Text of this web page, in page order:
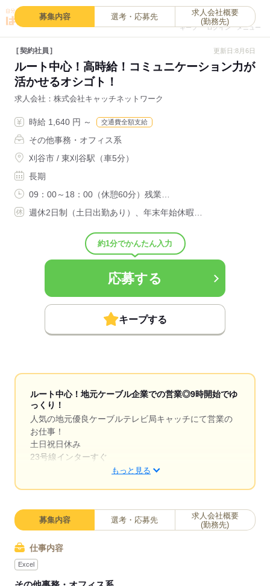
キープ
0
ログイン メニュー
募集内容 選考・応募先
求人会社概要
(勤務先)
契約社員 更新日:8月6日
ルート中心！高時給！コミュニケーション力が
活かせるオシゴト！
求人会社 株式会社キャッチネットワーク
時給 1,640 円 ～ 交通費全額支給
その他事務・オフィス系
刈谷市 / 東刈谷駅（車5分）
長期
09：00～18：00（休憩60分）残業…
週休2日制（土日出勤あり）、年末年始休暇…
約1分でかんたん入力
応募する
キープする
ルート中心！地元ケーブル企業での営業◎9時開始でゆ
っくり！
人気の地元優良ケーブルテレビ局キャッチにて営業の
お仕事！
土日祝日休み
23号線インターすぐ
9時始業＊車通勤可能で無料駐車場も完備！
もっと見る
募集内容 選考・応募先
求人会社概要
(勤務先)
仕事内容
Excel